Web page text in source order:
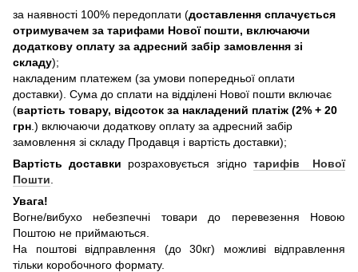
за наявності 100% передоплати (доставлення сплачується
отримувачем за тарифами Нової пошти, включаючи
додаткову оплату за адресний забір замовлення зі
складу);
накладеним платежем (за умови попередньої оплати
доставки). Сума до сплати на відділені Нової пошти включає
(вартість товару, відсоток за накладений платіж (2% + 20
грн .) включаючи додаткову оплату за адресний забір
замовлення зі складу Продавця і вартість доставки);
Вартість доставки розраховується згідно тарифів Нової
Пошти
Увага!
Вогне/вибухо небезпечні товари до перевезення Новою
Поштою не приймаються.
На поштові відправлення (до 30кг) можливі відправлення
тільки коробочного формату.